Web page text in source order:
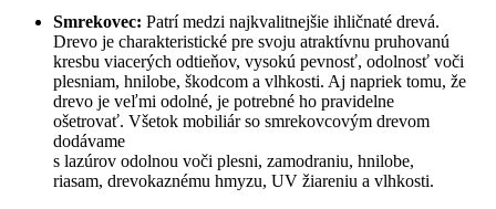
Smrekovec: Patrí medzi najkvalitnejšie ihličnaté drevá.
Drevo je charakteristické pre svoju atraktívnu pruhovanú
kresbu viacerých odtieňov, vysokú pevnosť, odolnosť voči
plesniam, hnilobe, škodcom a vlhkosti. Aj napriek tomu, že
drevo je veľmi odolné, je potrebné ho pravidelne
ošetrovať. Všetok mobiliár so smrekovcovým drevom
dodávame
s lazúrov odolnou voči plesni, zamodraniu, hnilobe,
riasam, drevokaznému hmyzu, UV žiareniu a vlhkosti.